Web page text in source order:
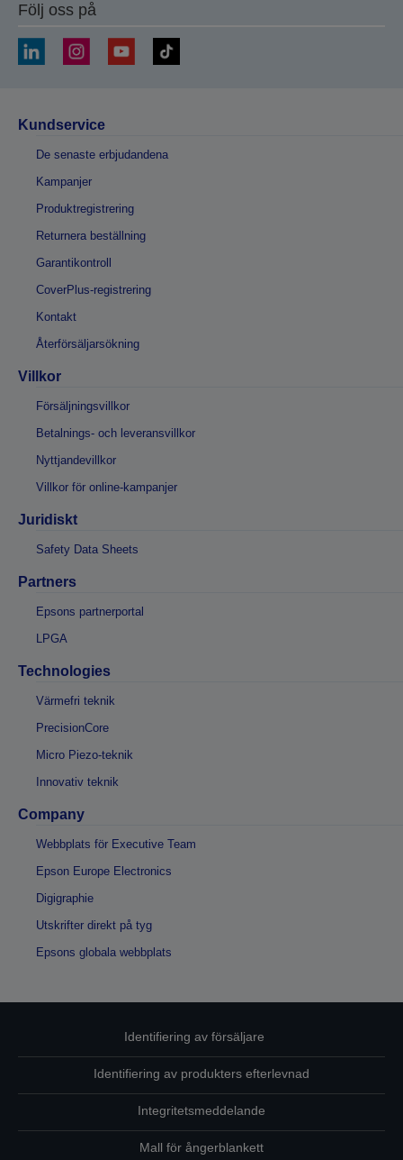
Följ oss på
Kundservice
De senaste erbjudandena
Kampanjer
Produktregistrering
Returnera beställning
Garantikontroll
CoverPlus-registrering
Kontakt
Återförsäljarsökning
Villkor
Försäljningsvillkor
Betalnings- och leveransvillkor
Nyttjandevillkor
Villkor för online-kampanjer
Juridiskt
Safety Data Sheets
Partners
Epsons partnerportal
LPGA
Technologies
Värmefri teknik
PrecisionCore
Micro Piezo-teknik
Innovativ teknik
Company
Webbplats för Executive Team
Epson Europe Electronics
Digigraphie
Utskrifter direkt på tyg
Epsons globala webbplats
Identifiering av försäljare
Identifiering av produkters efterlevnad
Integritetsmeddelande
Mall för ångerblankett